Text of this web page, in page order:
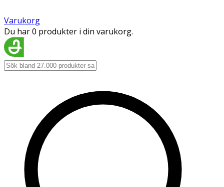
Varukorg
Du har 0 produkter i din varukorg.